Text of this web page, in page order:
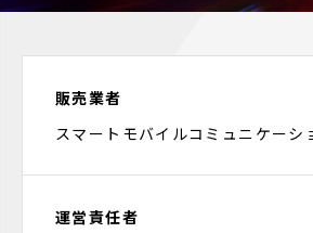
販売業者
スマートモバイルコミュニケーシ
運営責任者